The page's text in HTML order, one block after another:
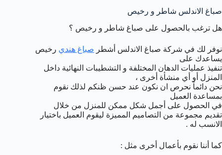
صباغ الاندلس شاطر و رخيص
هل ترغب بالحصول على صباغ شاطر و رخيص ؟
نوفر لك في شركة صباغ الاندلس أشطر صباغ هندي رخيص
يساعدك على
تنفيذ عمليات الدهان المختلفة و التشطيبات النهائية داخل
المنزل أو أي منشأة أخرى ،
نحن دائماً نحرص ان نكون عند حسن ظنكم لذلك نقوم
بمساعدة العميل
في الحصول على أجمل شكل ممكن للمنزل من خلال
تقديم مجموعة من التصاميم المميزة ليقوم العميل باختيار
الانسب له .
كما أننا نقوم بأعمال أخرى مثل :